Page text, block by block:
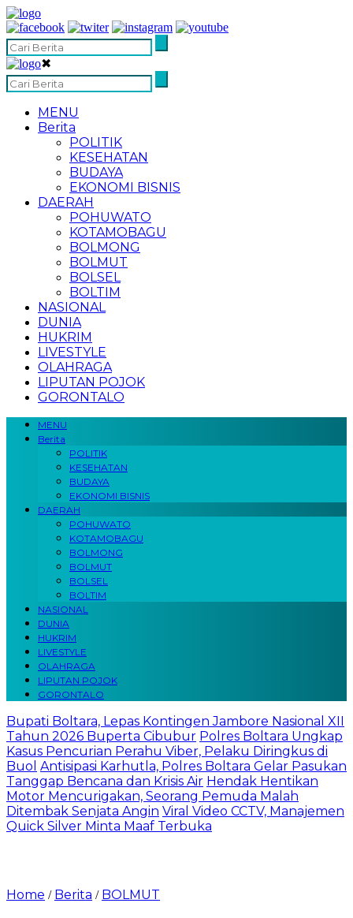
✖
MENU
Berita
POLITIK
KESEHATAN
BUDAYA
EKONOMI BISNIS
DAERAH
POHUWATO
KOTAMOBAGU
BOLMONG
BOLMUT
BOLSEL
BOLTIM
NASIONAL
DUNIA
HUKRIM
LIVESTYLE
OLAHRAGA
LIPUTAN POJOK
GORONTALO
MENU
Berita
POLITIK
KESEHATAN
BUDAYA
EKONOMI BISNIS
DAERAH
POHUWATO
KOTAMOBAGU
BOLMONG
BOLMUT
BOLSEL
BOLTIM
NASIONAL
DUNIA
HUKRIM
LIVESTYLE
OLAHRAGA
LIPUTAN POJOK
GORONTALO
Bupati Boltara, Lepas Kontingen Jambore Nasional XII
Tahun 2026 Buperta Cibubur Polres Boltara Ungkap
Kasus Pencurian Perahu Viber, Pelaku Diringkus di
Buol Antisipasi Karhutla, Polres Boltara Gelar Pasukan
Tanggap Bencana dan Krisis Air Hendak Hentikan
Motor Mencurigakan, Seorang Pemuda Malah
Ditembak Senjata Angin Viral Video CCTV, Manajemen
Quick Silver Minta Maaf Terbuka
Home / Berita / BOLMUT